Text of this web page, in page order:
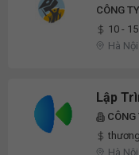
CÔNG
10 -
Hà Nội
Lập
Hà Nội